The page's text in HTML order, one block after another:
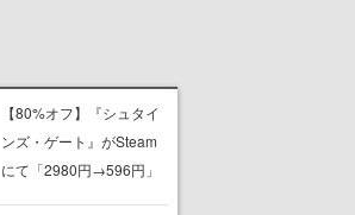
【80%オフ】『シュタイ
ンズ・ゲート』がSteam
にて「2980円→596円」